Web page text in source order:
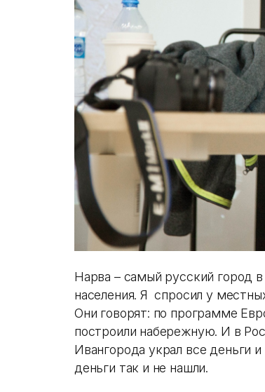
Нарва – самый русский город
населения. Я спросил у
Они говорят: по программе
построили набережную. И в
Ивангорода украл все деньги
деньги так и не нашли.